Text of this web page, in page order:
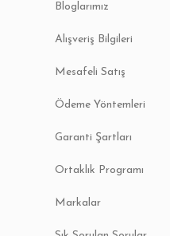
Bloglarımız
Alışveriş Bilgileri
Mesafeli Satış
Ödeme Yöntemleri
Garanti Şartları
Ortaklık Programı
Markalar